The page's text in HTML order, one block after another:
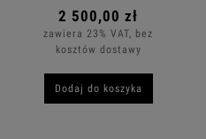
2 500,00 zł
zawiera 23% VAT, bez
kosztów dostawy
Dodaj do koszyka